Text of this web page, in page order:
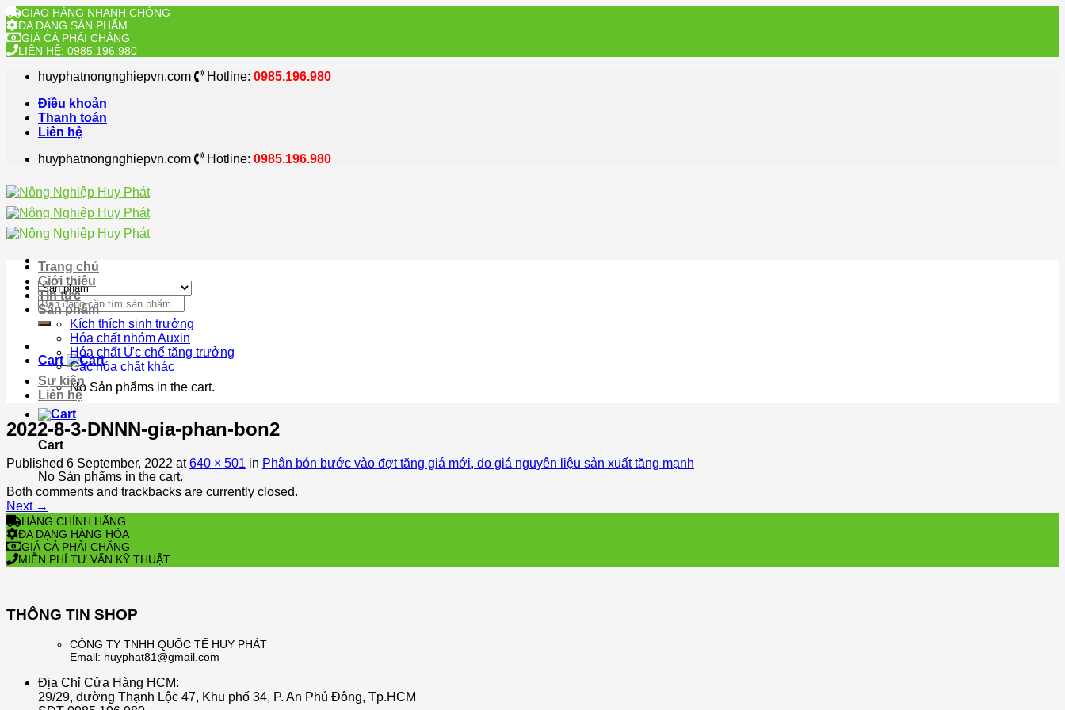
GIAO HÀNG NHANH CHÓNG
ĐA DẠNG SẢN PHẨM
GIÁ CẢ PHẢI CHĂNG
LIÊN HỆ: 0985.196.980
huyphatnongnghiepvn.com Hotline: 0985.196.980
Điều khoản
Thanh toán
Liên hệ
huyphatnongnghiepvn.com
Hotline: 0985.196.980
Search
for:
Cart
No Sản phẩms in the cart.
Cart
No Sản phẩms in the cart.
Trang chủ
Giới thiệu
Tin tức
Sản phẩm
Kích thích sinh trưởng
Hóa chất nhóm Auxin
Hóa chất Ức chế tăng trưởng
Các hóa chất khác
Sự kiện
Liên hệ
2022-8-3-DNNN-gia-phan-bon2
Published 6 September, 2022 at640 × 501 in Phân bón bước vào đợt tăng giá mới, do giá nguyên liệu sản xuất tăng mạnh
Both comments and trackbacks are currently closed.
Next →
HÀNG CHÍNH HÃNG
ĐA DẠNG HÀNG HÓA
GIÁ CẢ PHẢI CHĂNG
MIỄN PHÍ TƯ VẤN KỸ THUẬT
THÔNG TIN SHOP
CÔNG TY TNHH QUỐC TẾ HUY PHÁT
Email: huyphat81@gmail.com
Địa Chỉ Cửa Hàng HCM:
29/29, đường Thạnh Lộc 47, Khu phố 34, P. An Phú Đông, Tp.HCM